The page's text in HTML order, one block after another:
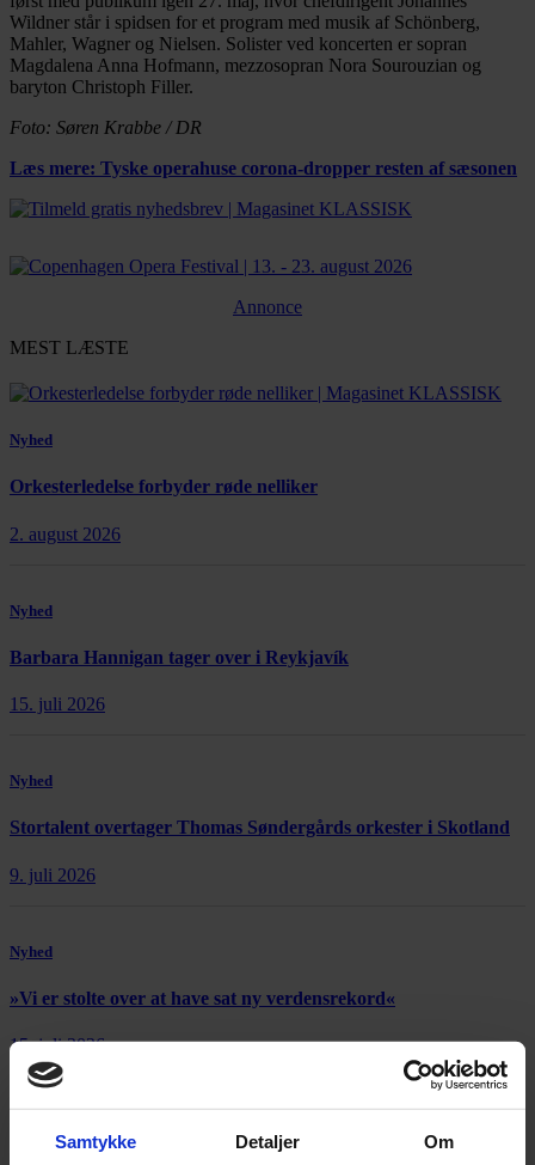
Samtykke Detaljer Om
Wildner står i spidsen for et program med musik af Schönberg,
Mahler, Wagner og Nielsen. Solister ved koncerten er sopran
Magdalena Anna Hofmann, mezzosopran Nora Sourouzian og
baryton Christoph Filler.
Foto: Søren Krabbe / DR
Læs mere: Tyske operahuse corona-dropper resten af sæsonen
Annonce
MEST LÆSTE
Nyhed
Orkesterledelse forbyder røde nelliker
2. august 2026
Nyhed
Barbara Hannigan tager over i Reykjavík
15. juli 2026
Nyhed
Stortalent overtager Thomas Søndergårds orkester i Skotland
9. juli 2026
Nyhed
»Vi er stolte over at have sat ny verdensrekord«
15. juli 2026